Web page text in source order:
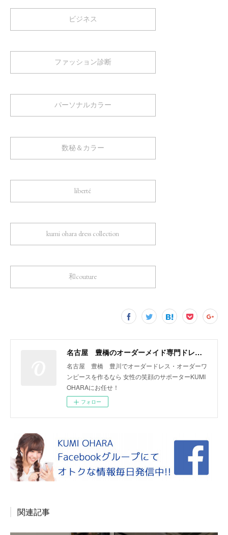
ビジネス
ファッション診断
パーソナルカラー
数秘＆カラー
liberté
kumi ohara dress collection
和couture
名古屋 豊橋のオーダーメイド専門ドレスデザイナー KUMI OHARA
名古屋 豊橋 豊川でオーダードレス・オーダーワ
ンピースを作るなら 女性の笑顔のサポーターKUMI
OHARAにお任せ！
フォロー
関連記事